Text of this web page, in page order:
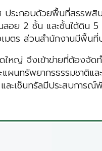
ระกอบด้วยพื้นที่สรรพสิ
อย 2 ชั้น และชั้นใต้ดิน
มตร ส่วนสำนักงานมีพื้
ใหญ่ จึงเข้าข่ายที่ต้องจั
ผนทรัพยากรธรรมชาติ
ละเซ็นทรัลมีประสบการ